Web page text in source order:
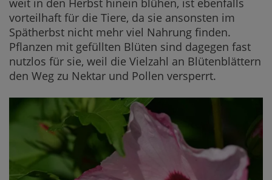
weit in den Herbst hinein blühen, ist ebenfalls
vorteilhaft für die Tiere, da sie ansonsten im
Spätherbst nicht mehr viel Nahrung finden.
Pflanzen mit gefüllten Blüten sind dagegen fast
nutzlos für sie, weil die Vielzahl an Blütenblättern
den Weg zu Nektar und Pollen versperrt.